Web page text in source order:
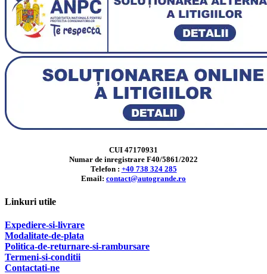
CUI 47170931
Numar de inregistrare F40/5861/2022
Telefon : +40 738 324 285
Email: contact@autogrande.ro
Linkuri utile
Expediere-si-livrare
Modalitate-de-plata
Politica-de-returnare-si-rambursare
Termeni-si-conditii
Contactati-ne